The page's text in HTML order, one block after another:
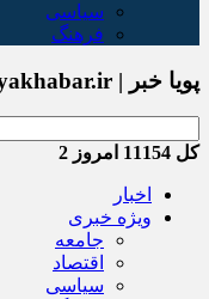
سیاسی
فرهنگ
پویا خبر | pooyakhabar.ir
کل امروز 2
اخبار
ویژه خبری
جامعه
اقتصاد
سیاسی